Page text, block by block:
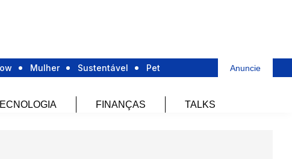
Mulher Sustentável Pet Anuncie
FINANÇAS TALKS